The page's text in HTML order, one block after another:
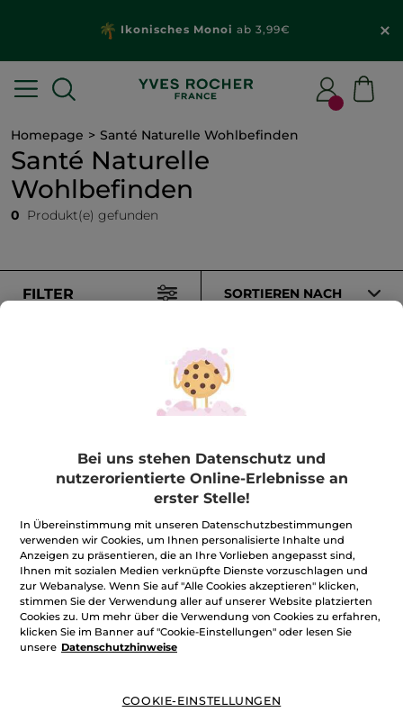
Ikonisches Monoi ab 3,99€
Homepage Santé Naturelle Wohlbefinden
Santé Naturelle
Wohlbefinden
0 Produkt(e) gefunden
FILTER SORTIEREN NACH
100%unserer Aktivstoffe
sindpflanzlich
Wir bewirtschaften
unsere Felder
biologisch
Mehr entdecken
Bei uns stehen Datenschutz und
nutzerorientierte Online-Erlebnisse an
erster Stelle!
In Übereinstimmung mit unseren Datenschutzbestimmungen
verwenden wir Cookies, um Ihnen personalisierte Inhalte und
Anzeigen zu präsentieren, die an Ihre Vorlieben angepasst sind,
Ihnen mit sozialen Medien verknüpfte Dienste vorzuschlagen und
zur Webanalyse. Wenn Sie auf "Alle Cookies akzeptieren" klicken,
stimmen Sie der Verwendung aller auf unserer Website platzierten
Cookies zu. Um mehr über die Verwendung von Cookies zu erfahren,
klicken Sie im Banner auf "Cookie-Einstellungen" oder lesen Sie
unsere Datenschutzhinweise
COOKIE-EINSTELLUNGEN